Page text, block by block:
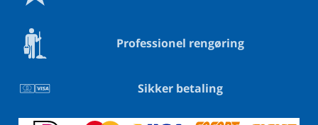
Professionel rengøring
Sikker betaling